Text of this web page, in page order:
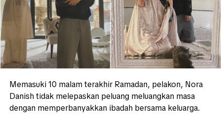
Memasuki 10 malam terakhir Ramadan, pelakon, Nora
Danishtidak melepaskan peluang meluangkan masa
dengan memperbanyakkan ibadah bersama keluarga.